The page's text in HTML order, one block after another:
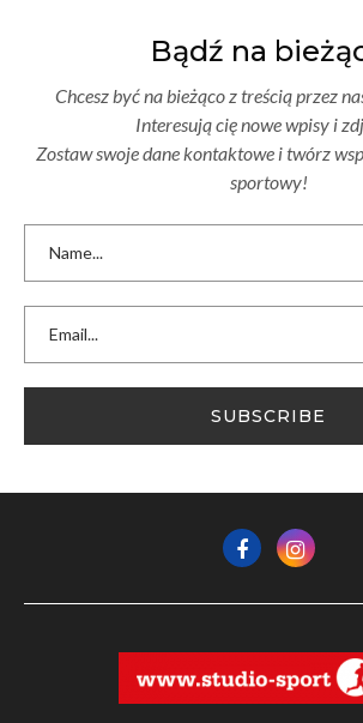
Bądź na
Chcesz być na bieżąco z treścią przez
Interesują cię nowe wpisy i
Zostaw swoje dane kontaktowe i twórz
sportowy!